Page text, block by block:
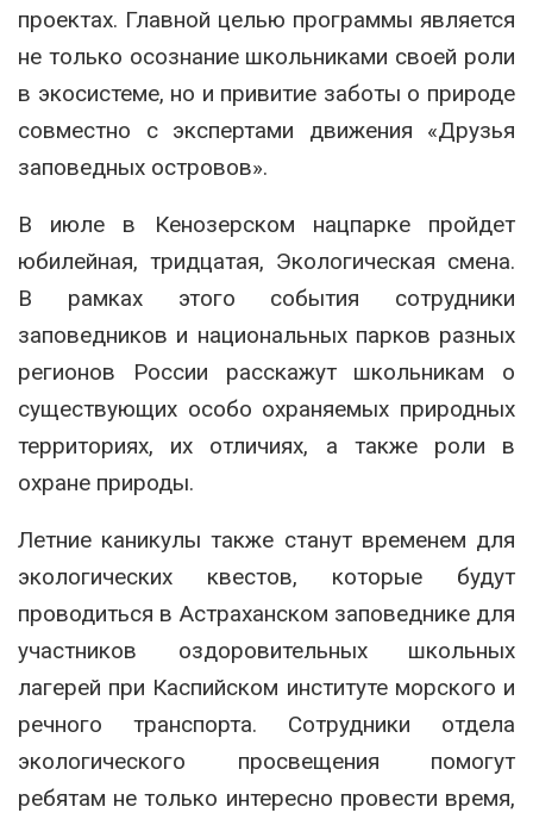
проектах. Главной целью программы является
не только осознание школьниками своей роли
в экосистеме, но и привитие заботы о природе
совместно с экспертами движения «Друзья
заповедных островов».
В июле в Кенозерском нацпарке пройдет
юбилейная, тридцатая, Экологическая смена.
В рамках этого события сотрудники
заповедников и национальных парков разных
регионов России расскажут школьникам о
существующих особо охраняемых природных
территориях, их отличиях, а также роли в
охране природы.
Летние каникулы также станут временем для
экологических квестов, которые будут
проводиться в Астраханском заповеднике для
участников оздоровительных школьных
лагерей при Каспийском институте морского и
речного транспорта. Сотрудники отдела
экологического просвещения помогут
ребятам не только интересно провести время,